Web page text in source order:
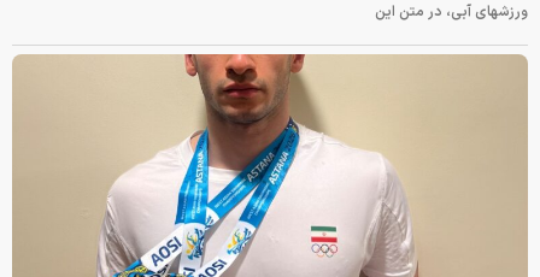
ورزشهای آبی، در متن این